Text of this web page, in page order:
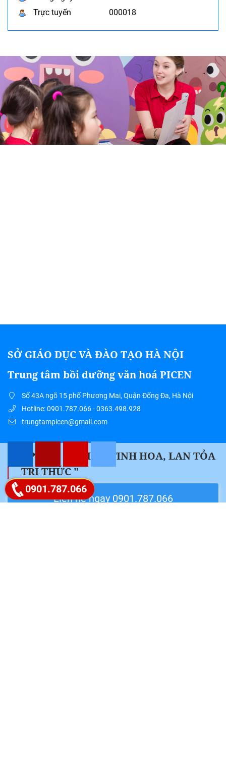
Trực tuyến
000018
" PICEN – HỘI TỤ TINH HOA, LAN TỎA
TRI THỨC "
Liên hệ ngay 0901.787.066
SỞ GIÁO DỤC VÀ ĐÀO TẠO HÀ NỘI
Trung tâm bồi dưỡng văn hoá PICEN
Số 43A ngõ 15 phố Phương Mai, Quận Đống Đa, Hà Nội
Hotline: 0901.787.066 - 0363.498.928
trungtampicen@gmail.com
Google map
0901.787.066